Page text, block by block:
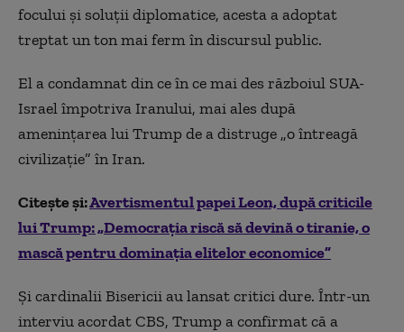
focului și soluții diplomatice, acesta a adoptat
treptat un ton mai ferm în discursul public.
El a condamnat din ce în ce mai des războiul SUA-
Israel împotriva Iranului, mai ales după
amenințarea lui Trump de a distruge „o întreagă
civilizație” în Iran.
Citește și:Avertismentul papei Leon, după criticile
lui Trump: „Democrația riscă să devină o tiranie, o
mască pentru dominaţia elitelor economice”
Și cardinalii Bisericii au lansat critici dure. Într-un
interviu acordat CBS, Trump a confirmat că a